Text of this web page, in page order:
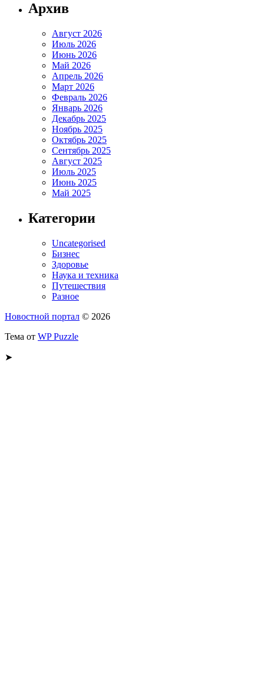
Архив
Август 2026
Июль 2026
Июнь 2026
Май 2026
Апрель 2026
Март 2026
Февраль 2026
Январь 2026
Декабрь 2025
Ноябрь 2025
Октябрь 2025
Сентябрь 2025
Август 2025
Июль 2025
Июнь 2025
Май 2025
Категории
Uncategorised
Бизнес
Здоровье
Наука и техника
Путешествия
Разное
Новостной портал © 2026
Тема от WP Puzzle
➤